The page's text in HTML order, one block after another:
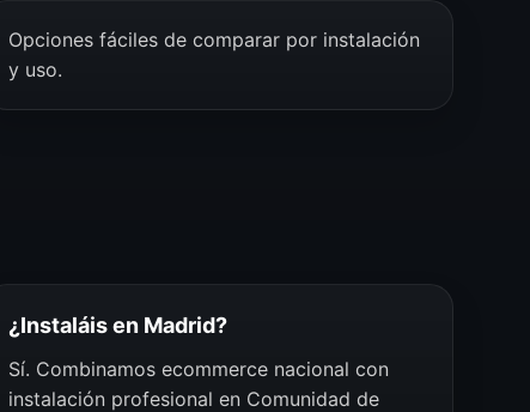
Opciones fáciles de comparar por instalación
y uso.
¿Instaláis en Madrid?
Sí. Combinamos ecommerce nacional con
instalación profesional en Comunidad de